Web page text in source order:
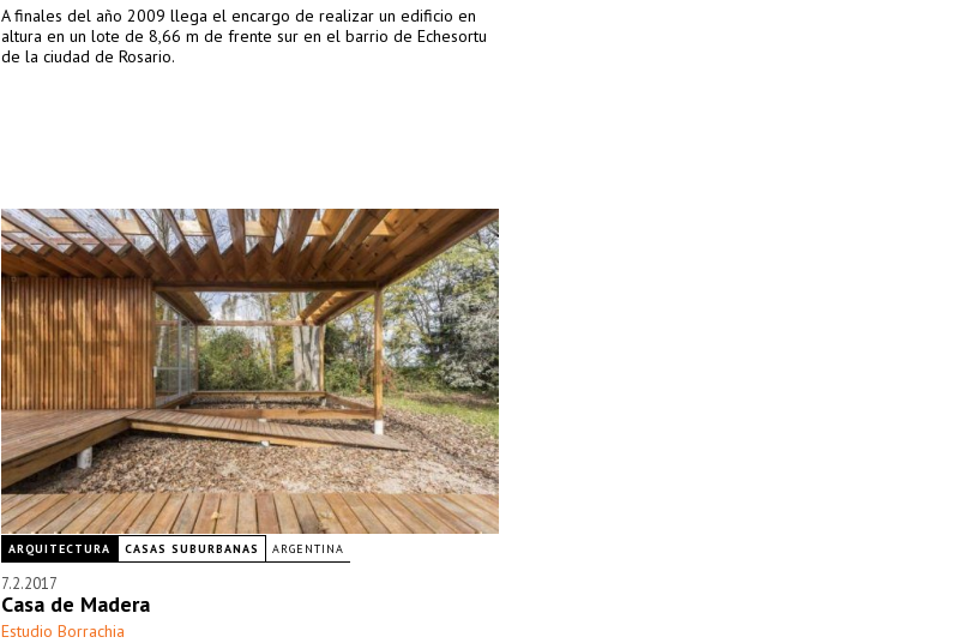
A finales del año 2009 llega el encargo de realizar un edificio en
altura en un lote de 8,66 m de frente sur en el barrio de Echesortu
de la ciudad de Rosario.
ARQUITECTURA CASAS SUBURBANAS ARGENTINA
7.2.2017
Casa de Madera
Estudio Borrachia